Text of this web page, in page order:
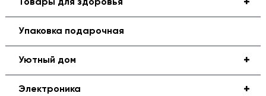
+
Товары для здоровья
Упаковка подарочная
+
Уютный дом
+
Электроника